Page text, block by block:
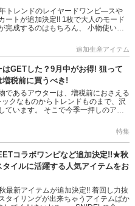
トレンドのレイヤードワンピ―スや
ートが追加決定!! 1枚で大人のモード
完成するのはもちろん、 小物使いで
追加生産アイテム
GETした？9月中がお得! 狙って
増税前に買うべき!
であるアウターは、増税前におさえる
クなものからトレンドものまで、沢
ています。 そこで今季一押しのアウ
特集
コラボワンピなど追加決定!!★秋
イルに活躍する人気アイテムをお
最新アイテムが追加決定!! 着回し力抜
タイリングが出来ちゃうアイテムばか